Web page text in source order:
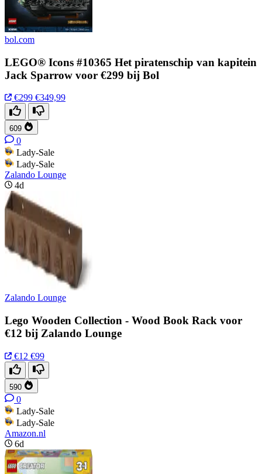
bol.com
LEGO® Icons #10365 Het piratenschip van kapitein
Jack Sparrow voor €299 bij Bol
€299 €349,99
609
0
Lady-Sale
Lady-Sale
Zalando Lounge
4d
Zalando Lounge
Lego Wooden Collection - Wood Book Rack voor
€12 bij Zalando Lounge
€12 €99
590
0
Lady-Sale
Lady-Sale
Amazon.nl
6d